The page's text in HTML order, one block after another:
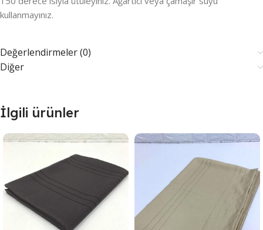
kullanmayınız.
Değerlendirmeler (0)
Diğer
İlgili ürünler